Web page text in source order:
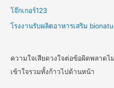
โจ๊กเกอร์123
โรงงานรับผลิตอาหารเสริม
ความใจเสียดวงใจต่อข้อผิดพลาดไ
เข้าใจรวมทั้งก้าวไปด้านหน้า